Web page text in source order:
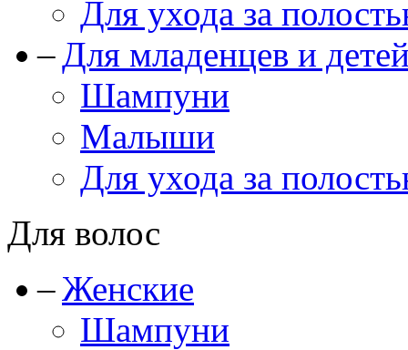
Для ухода за
Для младенцев и
Шампуни
Малыши
Для ухода за
Для волос
Женские
Шампуни